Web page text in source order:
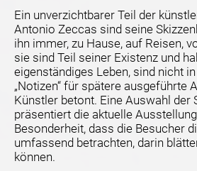
Ein unverzichtbarer Teil der
Antonio Zeccas sind seine
ihn immer, zu Hause, auf Reisen,
sie sind Teil seiner Existenz und
eigenständiges Leben, sind nicht
„Notizen“ für spätere ausgeführte
Künstler betont. Eine Auswahl der
präsentiert die aktuelle
Besonderheit, dass die Besucher
umfassend betrachten, darin
können.